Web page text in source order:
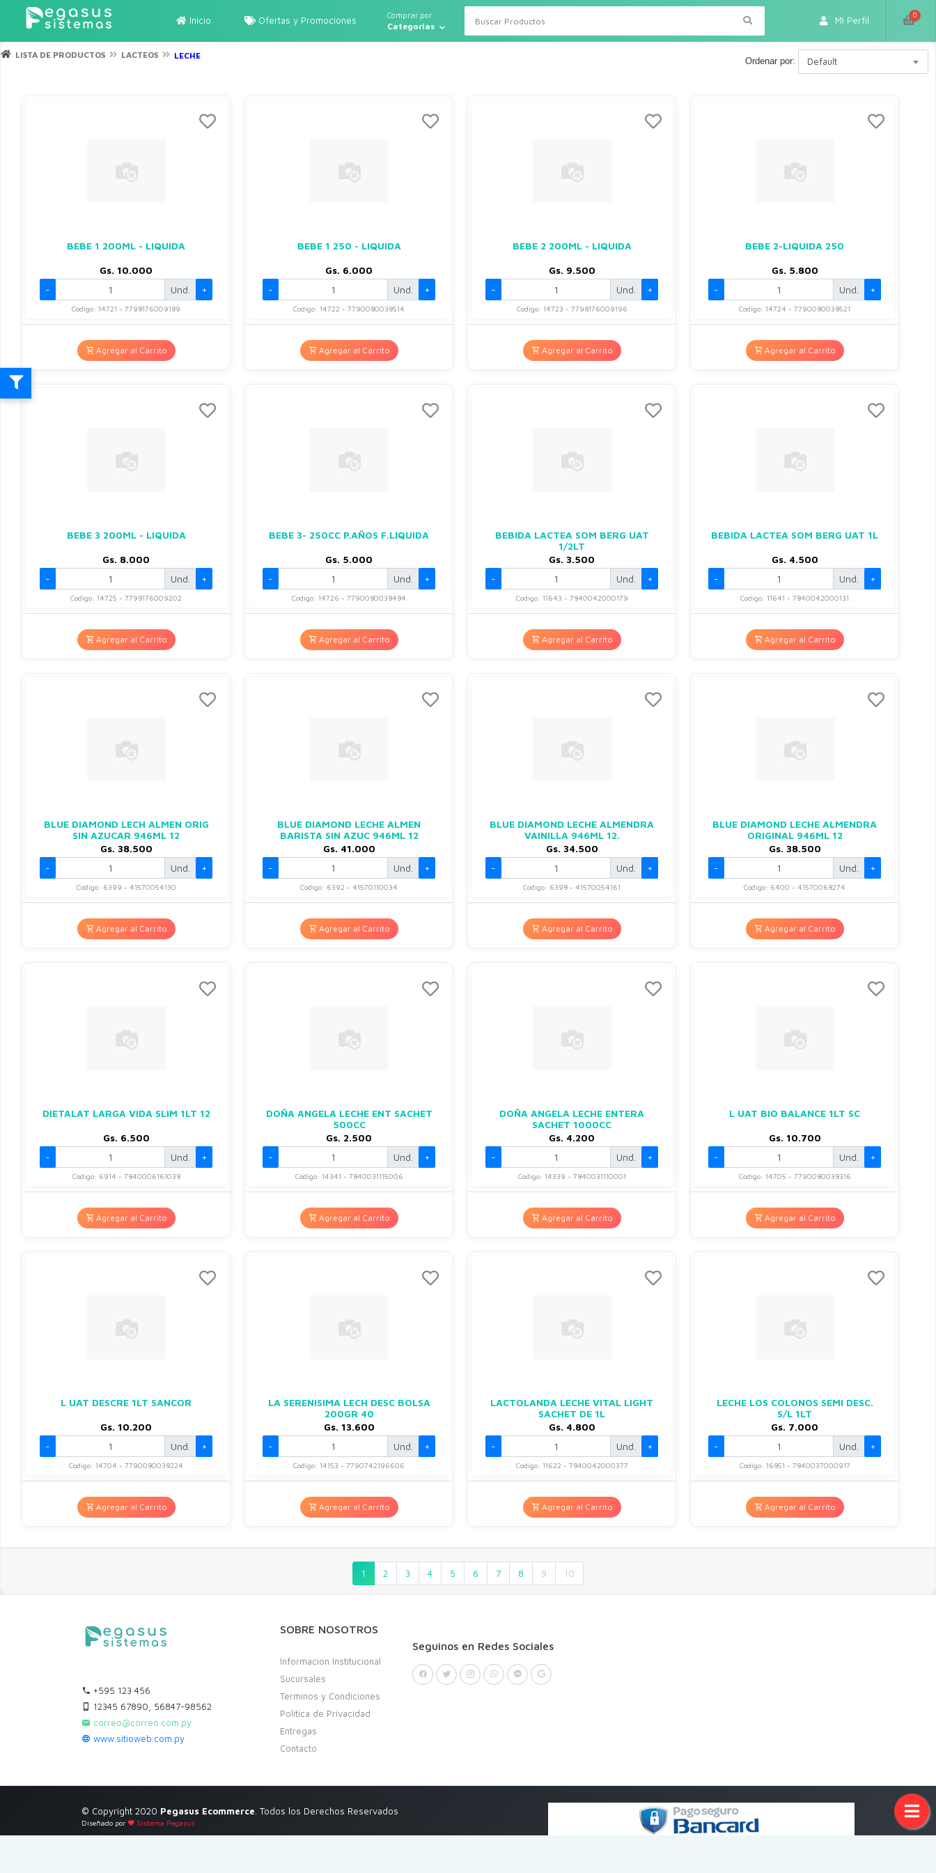
Inicio Ofertas y Promociones Comprar por
Categorias
0
Mi Perfil
LISTA DE PRODUCTOS LACTEOS LECHE
Ordenar por: Default
BEBE 1 200ML - LIQUIDA
Gs. 10.000
-
Und. +
Codigo: 14721 - 7798176009189
Agregar al Carrito
BEBE 1 250 - LIQUIDA
Gs. 6.000
-
Und. +
Codigo: 14722 - 7790080038514
Agregar al Carrito
BEBE 2 200ML - LIQUIDA
Gs. 9.500
-
Und. +
Codigo: 14723 - 7798176009196
Agregar al Carrito
BEBE 2-LIQUIDA 250
Gs. 5.800
-
Und. +
Codigo: 14724 - 7790080038521
Agregar al Carrito
BEBE 3 200ML - LIQUIDA
Gs. 8.000
-
Und. +
Codigo: 14725 - 7798176009202
Agregar al Carrito
BEBE 3- 250CC P.AÑOS F.LIQUIDA
Gs. 5.000
-
Und. +
Codigo: 14726 - 7790080038484
Agregar al Carrito
BEBIDA LACTEA SOM BERG UAT
1/2LT
Gs. 3.500
-
Und. +
Codigo: 11643 - 7840042000179
Agregar al Carrito
BEBIDA LACTEA SOM BERG UAT 1L
Gs. 4.500
-
Und. +
Codigo: 11641 - 7840042000131
Agregar al Carrito
BLUE DIAMOND LECH ALMEN ORIG
SIN AZUCAR 946ML 12
Gs. 38.500
-
Und. +
Codigo: 6399 - 41570054130
Agregar al Carrito
BLUE DIAMOND LECHE ALMEN
BARISTA SIN AZUC 946ML 12
Gs. 41.000
-
Und. +
Codigo: 6392 - 41570110034
Agregar al Carrito
BLUE DIAMOND LECHE ALMENDRA
VAINILLA 946ML 12.
Gs. 34.500
-
Und. +
Codigo: 6398 - 41570054161
Agregar al Carrito
BLUE DIAMOND LECHE ALMENDRA
ORIGINAL 946ML 12
Gs. 38.500
-
Und. +
Codigo: 6400 - 41570068274
Agregar al Carrito
DIETALAT LARGA VIDA SLIM 1LT 12
Gs. 6.500
-
Und. +
Codigo: 6914 - 7840006161038
Agregar al Carrito
DOÑA ANGELA LECHE ENT SACHET
500CC
Gs. 2.500
-
Und. +
Codigo: 14341 - 7840031115006
Agregar al Carrito
DOÑA ANGELA LECHE ENTERA
SACHET 1000CC
Gs. 4.200
-
Und. +
Codigo: 14339 - 7840031110001
Agregar al Carrito
L UAT BIO BALANCE 1LT SC
Gs. 10.700
-
Und. +
Codigo: 14705 - 7790080038316
Agregar al Carrito
L UAT DESCRE 1LT SANCOR
Gs. 10.200
-
Und. +
Codigo: 14704 - 7790080038224
Agregar al Carrito
LA SERENISIMA LECH DESC BOLSA
200GR 40
Gs. 13.600
-
Und. +
Codigo: 14153 - 7790742196606
Agregar al Carrito
LACTOLANDA LECHE VITAL LIGHT
SACHET DE 1L
Gs. 4.800
-
Und. +
Codigo: 11622 - 7840042000377
Agregar al Carrito
LECHE LOS COLONOS SEMI DESC.
S/L 1LT
Gs. 7.000
-
Und. +
Codigo: 16851 - 7840037000917
Agregar al Carrito
1 2 3 4 5 6 7 8 9 10
+595 123 456
12345 67890, 56847-98562
correo@correo.com.py
www.sitioweb.com.py
SOBRE NOSOTROS
Informacion Institucional
Sucursales
Terminos y Condiciones
Politica de Privacidad
Entregas
Contacto
Seguinos en Redes Sociales
© Copyright 2020 Pegasus Ecommerce . Todos los Derechos Reservados
Diseñado por Sistema Pegasus